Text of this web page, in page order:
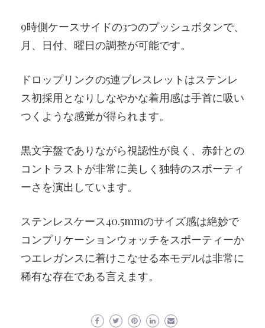
9時側ケースサイドの3つのプッシュボタンで、
月、日付、曜日の調整が可能です。
ドロップリンクの5連ブレスレットはステンレ
ス初採用となりしなやかな着用感は手首に吸い
つくような感覚が得られます。
黒文字盤でありながら視認性が良く、赤針との
コントラストが非常に美しく独特のスポーティ
ーさを演出しています。
ステンレスケース40.5mmのサイズ感は絶妙で
コンプリケーションウォッチをスポーティーか
つエレガンスに着けこなせる本モデルは非常に
稀有な存在である言えます。